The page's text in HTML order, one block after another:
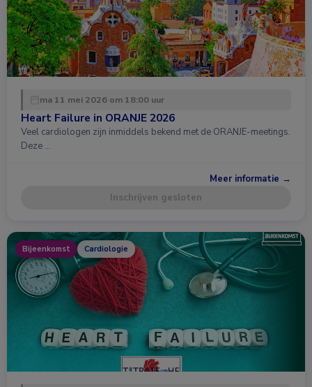
ma 11 mei 2026 om 18:00 uur
Heart Failure in ORANJE 2026
Veel cardiologen zijn inmiddels bekend met de ORANJE-meetings.
Deze …
Meer informatie →
Inschrijven gesloten
Bijeenkomst Cardiologie